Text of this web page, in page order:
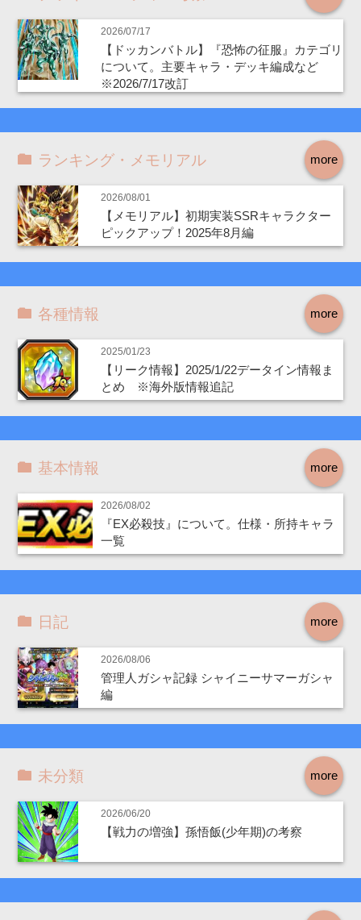
2026/07/17
【ドッカンバトル】『恐怖の征服』カテゴリ
について。主要キャラ・デッキ編成など
※2026/7/17改訂
more
ランキング・メモリアル
2026/08/01
【メモリアル】初期実装SSRキャラクター
ピックアップ！2025年8月編
more
各種情報
2025/01/23
【リーク情報】2025/1/22データイン情報ま
とめ ※海外版情報追記
more
基本情報
2026/08/02
『EX必殺技』について。仕様・所持キャラ
一覧
more
日記
2026/08/06
管理人ガシャ記録 シャイニーサマーガシャ
編
more
未分類
2026/06/20
【戦力の増強】孫悟飯(少年期)の考察